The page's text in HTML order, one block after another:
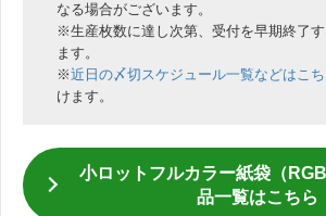
なる場合がございます。
※生産枚数に達し次第、受付を早期終了
ます。
※近日の〆切スケジュール一覧などはこち
けます。
小ロットフルカラー紙袋（
品一覧はこちら